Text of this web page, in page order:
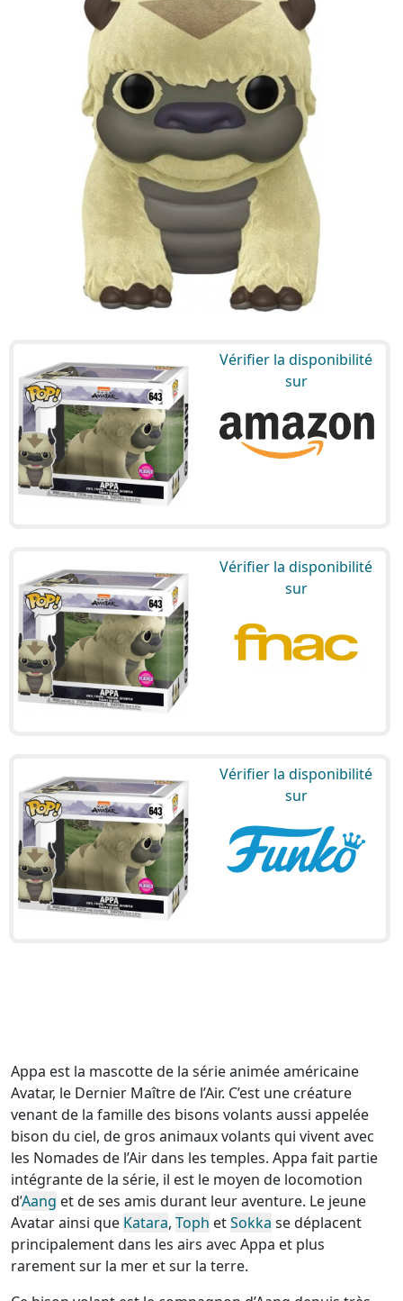
Vérifier la disponibilité
sur
Vérifier la disponibilité
sur
Vérifier la disponibilité
sur
Appa est la mascotte de la série animée américaine
Avatar, le Dernier Maître de l’Air. C’est une créature
venant de la famille des bisons volants aussi appelée
bison du ciel, de gros animaux volants qui vivent avec
les Nomades de l’Air dans les temples. Appa fait partie
intégrante de la série, il est le moyen de locomotion
d’Aang et de ses amis durant leur aventure. Le jeune
Avatar ainsi que Katara, Toph etSokka se déplacent
principalement dans les airs avec Appa et plus
rarement sur la mer et sur la terre.